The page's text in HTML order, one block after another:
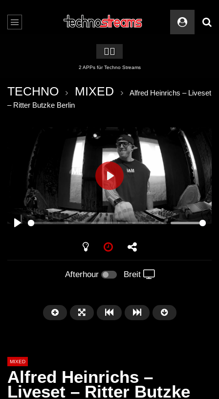
🏳️‍🌈
2 APPs für Techno Streams
TECHNO MIXED
Alfred Heinrichs – Liveset
– Ritter Butzke Berlin
PLAY
Afterhour Breit
MIXED
Alfred Heinrichs –
Liveset – Ritter Butzke